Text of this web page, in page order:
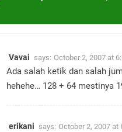
Vavai says: October 2, 2007 at
Ada salah ketik dan salah
hehehe… 128 + 64 mestinya
erikani says: October 2, 2007 at